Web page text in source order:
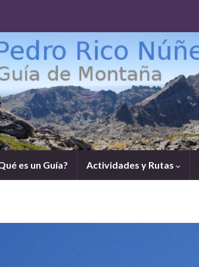
es un Guía? Actividades y Rutas